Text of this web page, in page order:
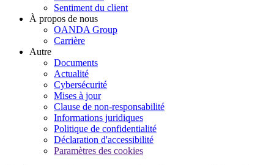
Sentiment du client
À propos de nous
OANDA Group
Carrière
Autre
Documents
Actualité
Cybersécurité
Mises à jour
Clause de non-responsabilité
Informations juridiques
Politique de confidentialité
Déclaration d'accessibilité
Paramètres des cookies